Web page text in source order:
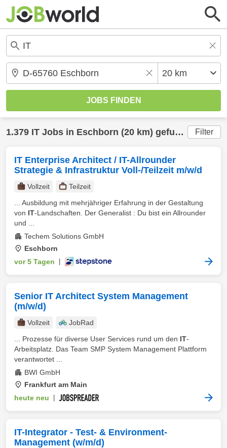
1.379 IT Jobs in Eschborn (20 km) gefunden Filter
IT Enterprise Architect / IT-Allrounder
Strategie & Infrastruktur Voll-/Teilzeit m/w/d
Vollzeit
Teilzeit
... Ausbildung mit mehrjähriger Erfahrung in der Gestaltung
von IT-Landschaften. Der Generalist : Du bist ein Allrounder
und ...
Techem Solutions GmbH
Eschborn
vor 5 Tagen
Senior IT Architect System Management
(m/w/d)
Vollzeit
JobRad
... Prozesse für diverse User Services rund um den IT-
Arbeitsplatz. Das Team SMP System Management Plattform
verantwortet ...
BWI GmbH
Frankfurt am Main
heute neu
IT-Integrator - Test- & Environment-
Management (w/m/d)